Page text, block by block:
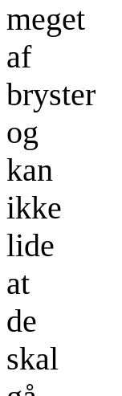
meget
af
bryster
og
kan
ikke
lide
at
de
skal